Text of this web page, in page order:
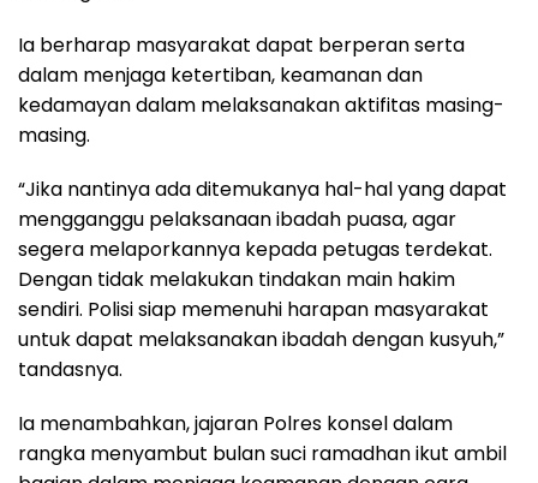
Ia berharap masyarakat dapat berperan serta
dalam menjaga ketertiban, keamanan dan
kedamayan dalam melaksanakan aktifitas masing-
masing.
“Jika nantinya ada ditemukanya hal-hal yang dapat
mengganggu pelaksanaan ibadah puasa, agar
segera melaporkannya kepada petugas terdekat.
Dengan tidak melakukan tindakan main hakim
sendiri. Polisi siap memenuhi harapan masyarakat
untuk dapat melaksanakan ibadah dengan kusyuh,”
tandasnya.
Ia menambahkan, jajaran Polres konsel dalam
rangka menyambut bulan suci ramadhan ikut ambil